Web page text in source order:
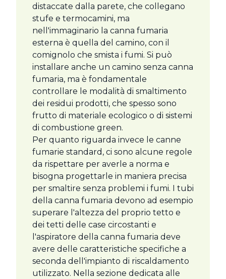
distaccate dalla parete, che collegano
stufe e termocamini, ma
nell'immaginario la canna fumaria
esterna è quella del camino, con il
comignolo che smista i fumi. Si può
installare anche un camino senza canna
fumaria, ma è fondamentale
controllare le modalità di smaltimento
dei residui prodotti, che spesso sono
frutto di materiale ecologico o di sistemi
di combustione green.
Per quanto riguarda invece le canne
fumarie standard, ci sono alcune regole
da rispettare per averle a norma e
bisogna progettarle in maniera precisa
per smaltire senza problemi i fumi. I tubi
della canna fumaria devono ad esempio
superare l'altezza del proprio tetto e
dei tetti delle case circostanti e
l'aspiratore della canna fumaria deve
avere delle caratteristiche specifiche a
seconda dell'impianto di riscaldamento
utilizzato. Nella sezione dedicata alle